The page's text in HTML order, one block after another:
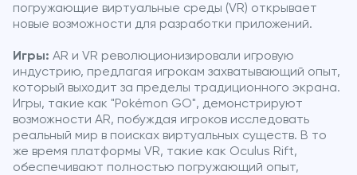
погружающие виртуальные среды (VR) открывает
новые возможности для разработки приложений.
Игры: AR и VR революционизировали игровую
индустрию, предлагая игрокам захватывающий опыт,
который выходит за пределы традиционного экрана.
Игры, такие как "Pokémon GO", демонстрируют
возможности AR, побуждая игроков исследовать
реальный мир в поисках виртуальных существ. В то
же время платформы VR, такие как Oculus Rift,
обеспечивают полностью погружающий опыт,